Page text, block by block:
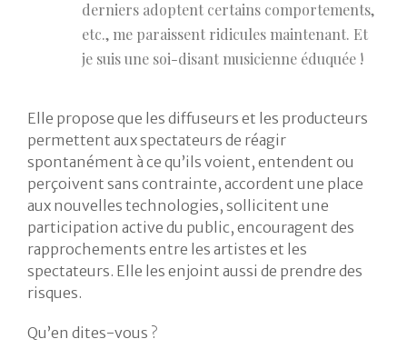
derniers adoptent certains comportements,
etc., me paraissent ridicules maintenant. Et
je suis une soi-disant musicienne éduquée !
Elle propose que les diffuseurs et les producteurs
permettent aux spectateurs de réagir
spontanément à ce qu’ils voient, entendent ou
perçoivent sans contrainte, accordent une place
aux nouvelles technologies, sollicitent une
participation active du public, encouragent des
rapprochements entre les artistes et les
spectateurs. Elle les enjoint aussi de prendre des
risques.
Qu’en dites-vous ?